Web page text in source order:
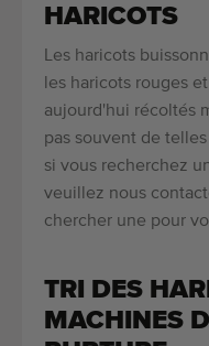
HARICOTS
Les haricots
les haricots rouges
aujourd'hui récoltés
pas souvent de
si vous recherchez
veuillez nous
chercher une pour
TRI DES
MACHINES